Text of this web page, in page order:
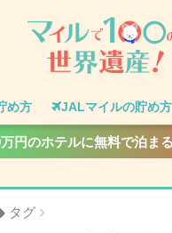
め方 JALマイルの貯め方
円のホテルに無料で泊ま
タグ